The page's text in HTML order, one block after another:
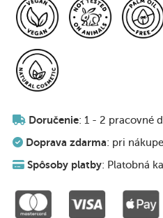
Doručenie: 1 - 2 pracovné
Doprava zdarma: pri
Spôsoby platby: Platobná